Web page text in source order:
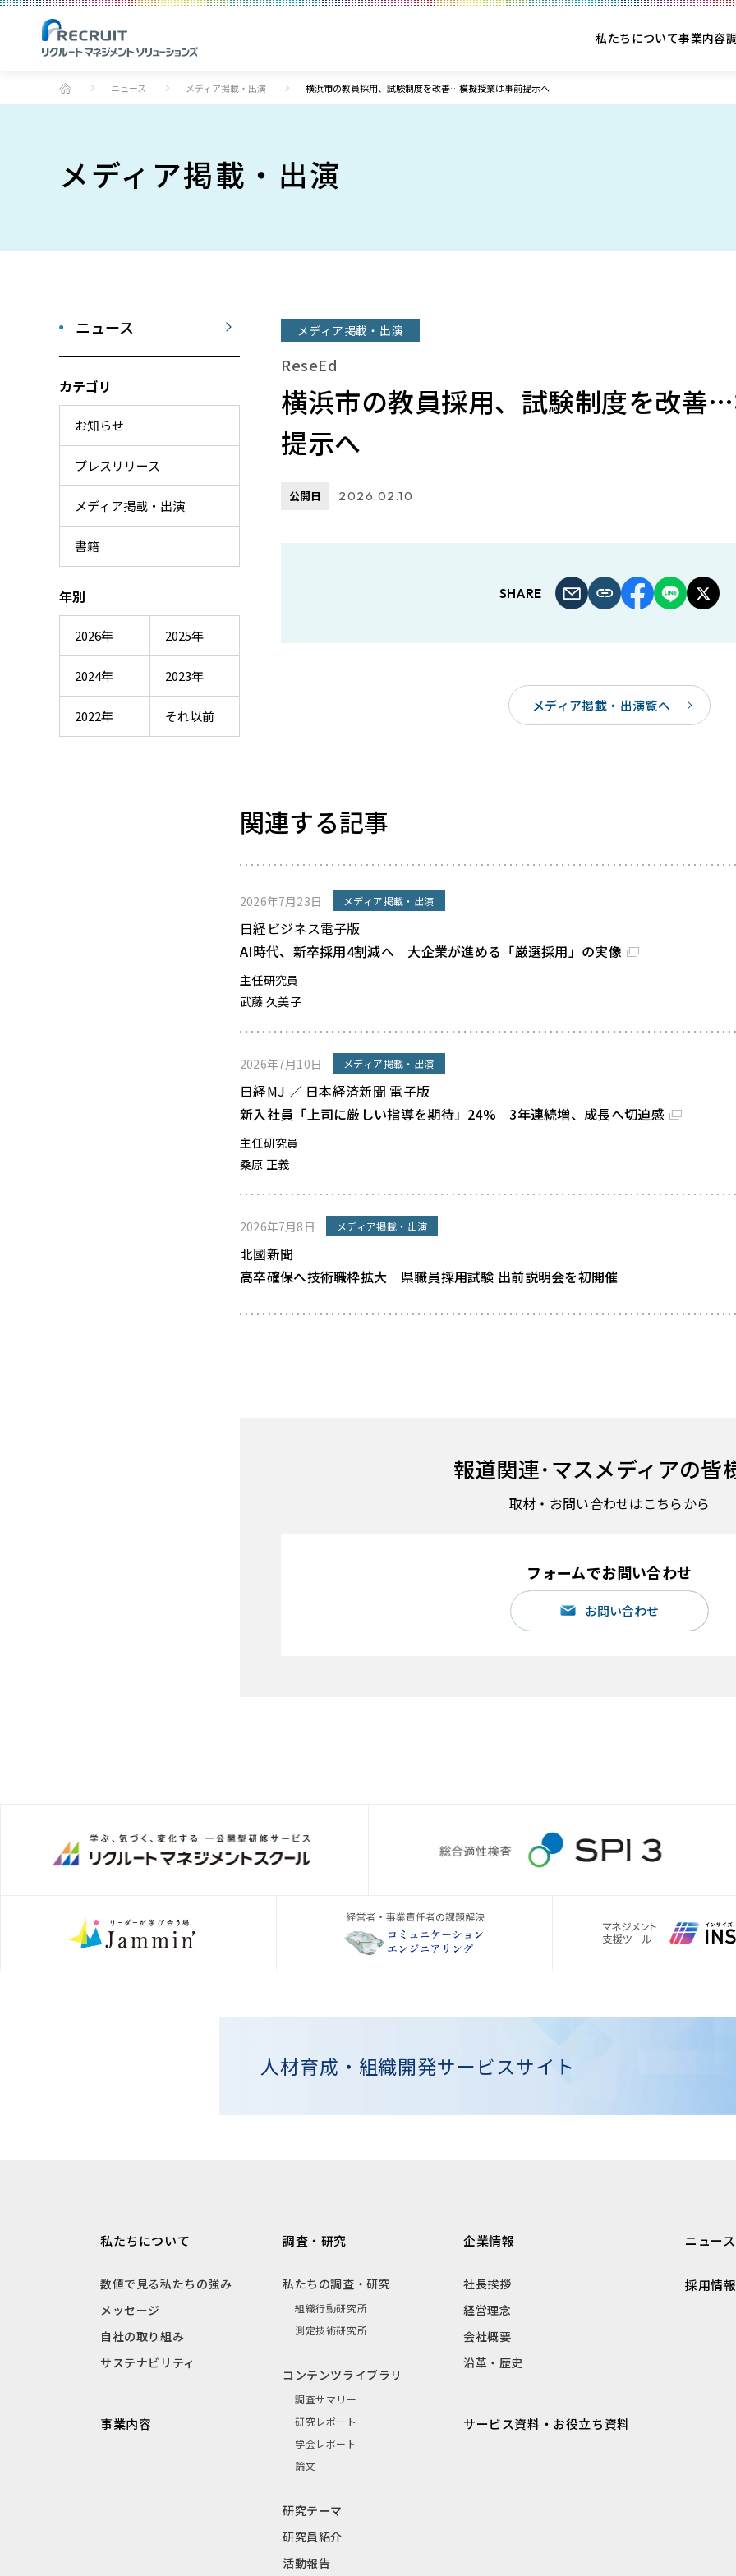
私たちについて事業内容
ニュース メディア掲載・出演 横浜市の教員採用、試験制度を改善…模擬授業は事前提示へ
メディア掲載・出演
ニュース
カテゴリ
お知らせ
プレスリリース
メディア掲載・出演
書籍
年別
2026年 2025年
2024年 2023年
2022年 それ以前
メディア掲載・出演
ReseEd
横浜市の教員採用、試験制度を改善
提示へ
公開日 2026.02.10
SHARE
メディア掲載・出演覧へ
関連する記事
2026年7月23日 メディア掲載・出演
日経ビジネス電子版
AI時代、新卒採用4割減へ 大企業が進める「厳選採用」の実像
主任研究員
武藤 久美子
2026年7月10日 メディア掲載・出演
日経MJ ／ 日本経済新聞 電子版
新入社員「上司に厳しい指導を期待」24% 3年連続増、成長へ切迫感
主任研究員
桑原 正義
2026年7月8日 メディア掲載・出演
北國新聞
高卒確保へ技術職枠拡大 県職員採用試験 出前説明会を初開催
報道関連･マスメディアの皆
取材・お問い合わせはこちらから
フォームでお問い合わせ
お問い合わせ
人材育成・組織開発サービスサイト
私たちについて
数値で見る私たちの強み
メッセージ
自社の取り組み
サステナビリティ
事業内容
調査・研究
私たちの調査・研究
組織行動研究所
測定技術研究所
コンテンツライブラリ
調査サマリー
研究レポート
学会レポート
論文
研究テーマ
研究員紹介
活動報告
企業情報
社長挨拶
経営理念
会社概要
沿革・歴史
サービス資料・お役立ち資料
ニュース
採用情報